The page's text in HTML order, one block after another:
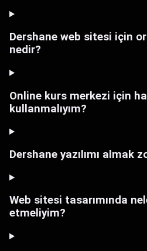
Dershane web sitesi için
nedir?
Online kurs merkezi için
kullanmalıyım?
Dershane yazılımı almak
Web sitesi tasarımında
etmeliyim?